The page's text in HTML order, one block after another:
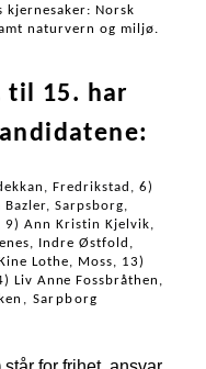
kjernesaker: Norsk
naturvern og miljø.
til 15. har
Fredrikstad, 6)
Sarpsborg,
9) Ann Kristin Kjelvik,
Indre Østfold,
Lothe, Moss, 13)
Liv Anne Fossbråthen,
Sarpborg